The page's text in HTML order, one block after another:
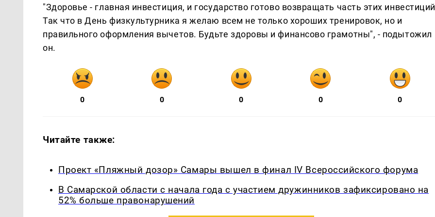
"Здоровье - главная инвестиция, и государство готово возвращать часть этих
Так что в День физкультурника я желаю всем не только хороших тренировок, но и
правильного оформления вычетов. Будьте здоровы и финансово грамотны", - подытожил
он.
0 0 0 0 0
Читайте также:
Проект «Пляжный дозор» Самары вышел в финал IV Всероссийского форума
В Самарской области с начала года с участием дружинников зафиксировано на
52% больше правонарушений